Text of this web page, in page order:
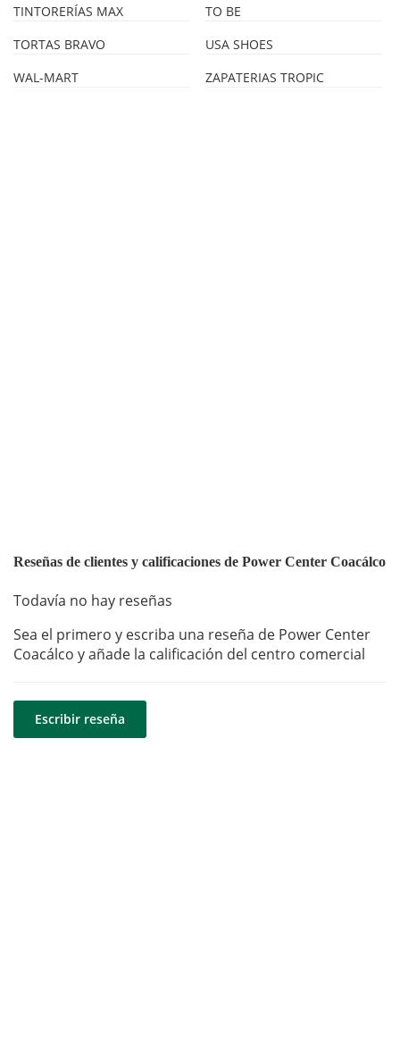
TINTORERÍAS MAX
TO BE
TORTAS BRAVO
USA SHOES
WAL-MART
ZAPATERIAS TROPIC
Reseñas de clientes y calificaciones de Power Center Coacálco
Todavía no hay reseñas
Sea el primero y escriba una reseña de Power Center
Coacálco y añade la calificación del centro comercial
Escribir reseña